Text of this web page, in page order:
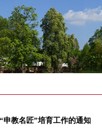
申教名匠”培育工作的通知